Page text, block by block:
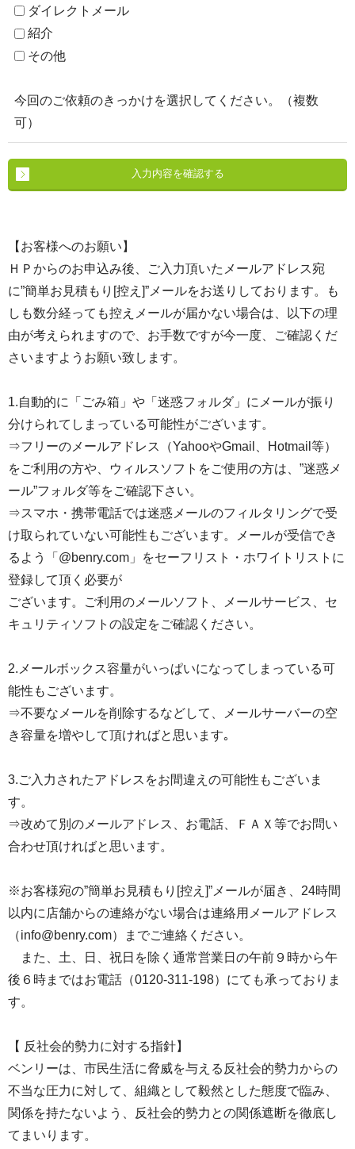
ダイレクトメール
紹介
その他
今回のご依頼のきっかけを選択してください。（複数
可）
【お客様へのお願い】
ＨＰからのお申込み後、ご入力頂いたメールアドレス宛
に”簡単お見積もり[控え]”メールをお送りしております。も
しも数分経っても控えメールが届かない場合は、以下の理
由が考えられますので、お手数ですが今一度、ご確認くだ
さいますようお願い致します。
1.自動的に「ごみ箱」や「迷惑フォルダ」にメールが振り
分けられてしまっている可能性がございます。
⇒フリーのメールアドレス（YahooやGmail、Hotmail等）
をご利用の方や、ウィルスソフトをご使用の方は、”迷惑メ
ール”フォルダ等をご確認下さい。
⇒スマホ・携帯電話では迷惑メールのフィルタリングで受
け取られていない可能性もございます。メールが受信でき
るよう「@benry.com」をセーフリスト・ホワイトリストに
登録して頂く必要が
ございます。ご利用のメールソフト、メールサービス、セ
キュリティソフトの設定をご確認ください。
2.メールボックス容量がいっぱいになってしまっている可
能性もございます。
⇒不要なメールを削除するなどして、メールサーバーの空
き容量を増やして頂ければと思います｡
3.ご入力されたアドレスをお間違えの可能性もございま
す。
⇒改めて別のメールアドレス、お電話、ＦＡＸ等でお問い
合わせ頂ければと思います。
※お客様宛の”簡単お見積もり[控え]”メールが届き、24時間
以内に店舗からの連絡がない場合は連絡用メールアドレス
（info@benry.com）までご連絡ください。
また、土、日、祝日を除く通常営業日の午前９時から午
後６時まではお電話（0120-311-198）にても承っておりま
す。
【 反社会的勢力に対する指針】
ベンリーは、市民生活に脅威を与える反社会的勢力からの
不当な圧力に対して、組織として毅然とした態度で臨み、
関係を持たないよう、反社会的勢力との関係遮断を徹底し
てまいります。